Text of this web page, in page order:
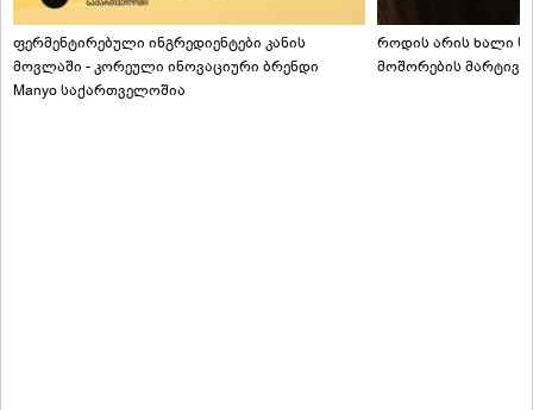
ფერმენტირებული ინგრედიენტები კანის
მოვლაში - კორეული ინოვაციური ბრენდი
Manyo საქართველოშია
როდის არის ხალი
მოშორების